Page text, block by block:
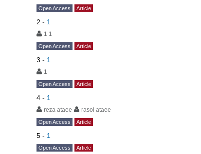
Open Access Article
2 - 1
1 1
Open Access Article
3 - 1
1
Open Access Article
4 - 1
reza ataee rasol ataee
Open Access Article
5 - 1
Open Access Article